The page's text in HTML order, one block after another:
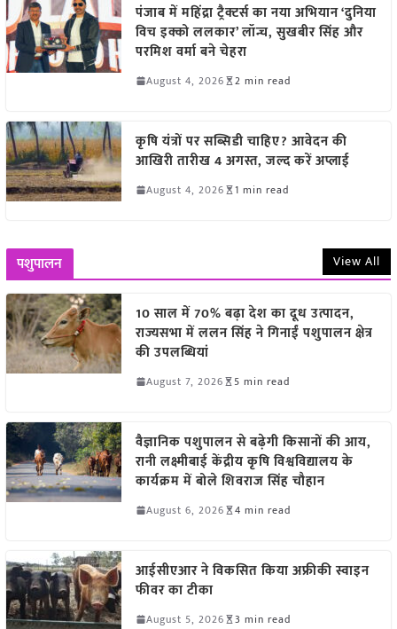
पंजाब में महिंद्रा ट्रैक्टर्स का नया अभियान ‘दुनिया
विच इक्को ललकार’ लॉन्च, सुखबीर सिंह और
परमिश वर्मा बने चेहरा
August 4, 2026 2 min read
कृषि यंत्रों पर सब्सिडी चाहिए? आवेदन की
आखिरी तारीख 4 अगस्त, जल्द करें अप्लाई
August 4, 2026 1 min read
पशुपालन View All
10 साल में 70% बढ़ा देश का दूध उत्पादन,
राज्यसभा में ललन सिंह ने गिनाईं पशुपालन क्षेत्र
की उपलब्धियां
August 7, 2026 5 min read
वैज्ञानिक पशुपालन से बढ़ेगी किसानों की आय,
रानी लक्ष्मीबाई केंद्रीय कृषि विश्वविद्यालय के
कार्यक्रम में बोले शिवराज सिंह चौहान
August 6, 2026 4 min read
आईसीएआर ने विकसित किया अफ्रीकी स्वाइन
फीवर का टीका
August 5, 2026 3 min read